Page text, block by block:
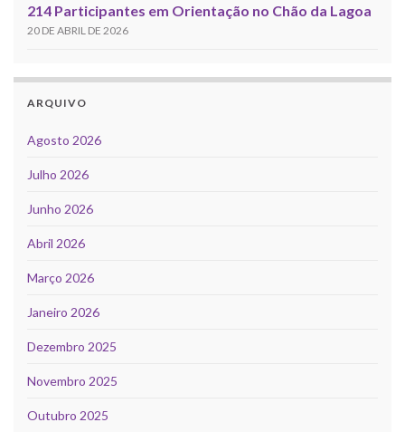
214 Participantes em Orientação no Chão da Lagoa
20 DE ABRIL DE 2026
ARQUIVO
Agosto 2026
Julho 2026
Junho 2026
Abril 2026
Março 2026
Janeiro 2026
Dezembro 2025
Novembro 2025
Outubro 2025